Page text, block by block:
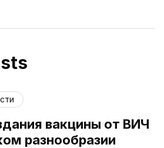
вакцины от ВИЧ
разнообразии